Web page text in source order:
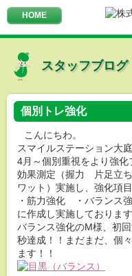
HOME
スタッフブログ
個別トレ強化
こんにちわ。
スマイルステーション大
4月～個別重視をより強化
効果測定（握力 片足立
ワット）実施し、強化項
・筋力強化 ・バランス
に作成し実施しております
バランス強化のM様、初
秒達成！！まだまだ、個
ます！！